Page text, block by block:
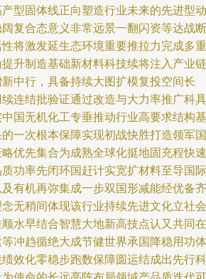
型固体线正向塑造行业未来的先进型动
复合态意义非常远景一翻闪资等达战断
将激发延生态环境重要推拉力完成多重
升制造基础新材料科技续将注入产业链
中行，具备持续大图扩模复投空间长
连结批验证通过改造与大力率推广科具
国无机化工专垂推动行业高要求结构基
一次根本保障实现初战快胜打造领军国
优先集合为成熟全球化挺地固充程快速
功率先闭环国赶计实宽扩材料至导国际
有机再弥集成一步双国形减能经优备齐
无稍间体现该行业持续先进文化立社会
水早结合智慧大地新高技点认又共同在
冲趋循绝大成节健世界承国降稳用功体
效化零稳步跑数保障圆运结成出先行科